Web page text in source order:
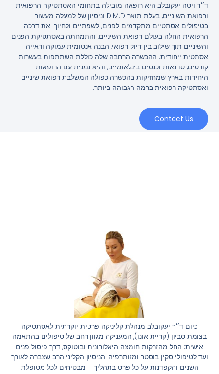
ד״ר ויטה יעקובלב היא רופאה מובילה בתחומי האסתטיקה הרפואית
ורפואת השיניים, בעלת תואר D.M.D וניסיון של למעלה מעשור
בטיפולים אסתטיים מתקדמים לפנים, לשפתיים ולחיוך. את דרכה
הרפואית החלה בעולם רפואת השיניים, והתמחתה באסתטיקת הפנים
והשיניים תוך שילוב בין דיוק רפואי, הבנה אנטומית עמוקה וראייה
אסתטית ייחודית. ההכשרה הרחבה שלה כוללת השתתפות בעשרות
קורסים, סדנאות וכנסים בינלאומיים, והיא נמנית עם הרופאות
היחידות בארץ שמחזיקות בהכשרה כפולה המשלבת רפואת שיניים
ואסתטיקה רפואית ברמה הגבוהה ביותר.
Contact Us
כיום ד״ר יעקובלב מנהלת קליניקה פרטית יוקרתית לאסתטיקה
בצומת סביון (קריית אונו), המעניקה מגוון רחב של טיפולים בהתאמה
אישית: החל מהזרקות חומצה היאלורונית ובוטוקס, דרך פיסול פנים
ועד לטיפולי סקין בוסטר ומזותרפיה. הניסיון הקליני הרב שצברה לאורך
השנים והקפדנות על כל פרט בתהליך – מבטיחים לכל מטופלת